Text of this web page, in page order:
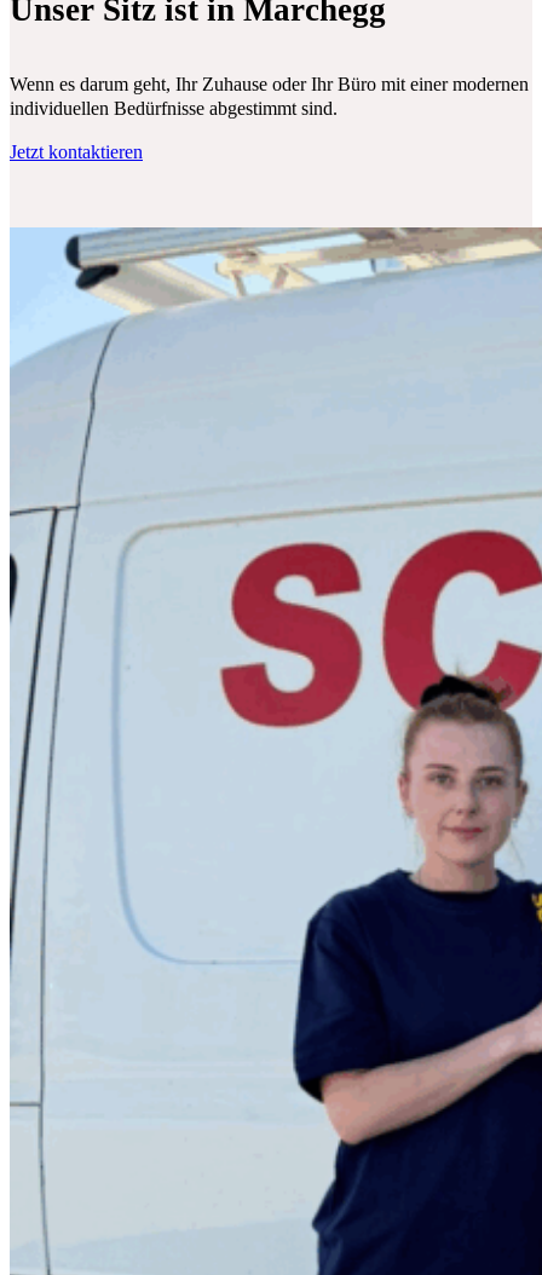
Unser Sitz ist in Marchegg
Wenn es darum geht, Ihr Zuhause oder Ihr Büro mit einer
individuellen Bedürfnisse abgestimmt sind.
Jetzt kontaktieren